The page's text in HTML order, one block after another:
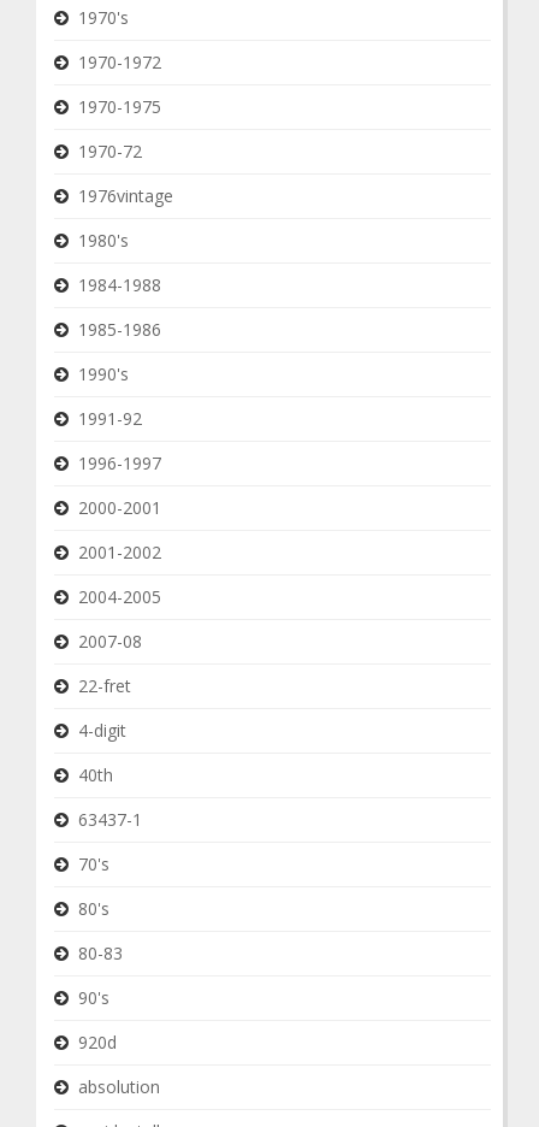
1970's
1970-1972
1970-1975
1970-72
1976vintage
1980's
1984-1988
1985-1986
1990's
1991-92
1996-1997
2000-2001
2001-2002
2004-2005
2007-08
22-fret
4-digit
40th
63437-1
70's
80's
80-83
90's
920d
absolution